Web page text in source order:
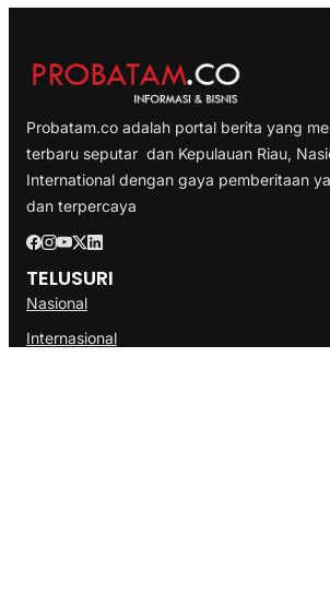
Probatam.co adalah portal berita yang
terbaru seputar dan Kepulauan Riau,
International dengan gaya pemberitaan
dan terpercaya
TELUSURI
Nasional
Internasional